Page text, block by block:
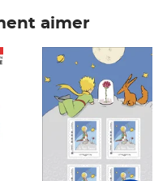
aimer
Prix 7,50€